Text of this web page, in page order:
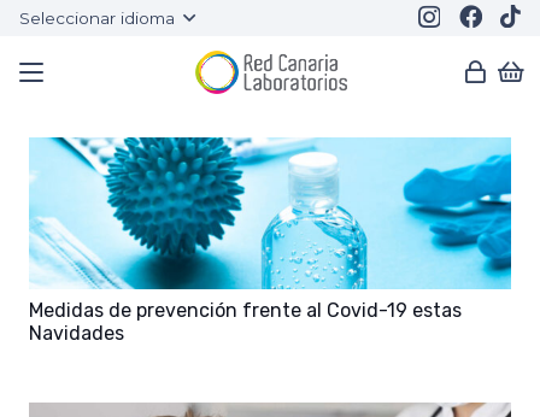
Seleccionar idioma
Medidas de prevención frente al Covid-19 estas
Navidades